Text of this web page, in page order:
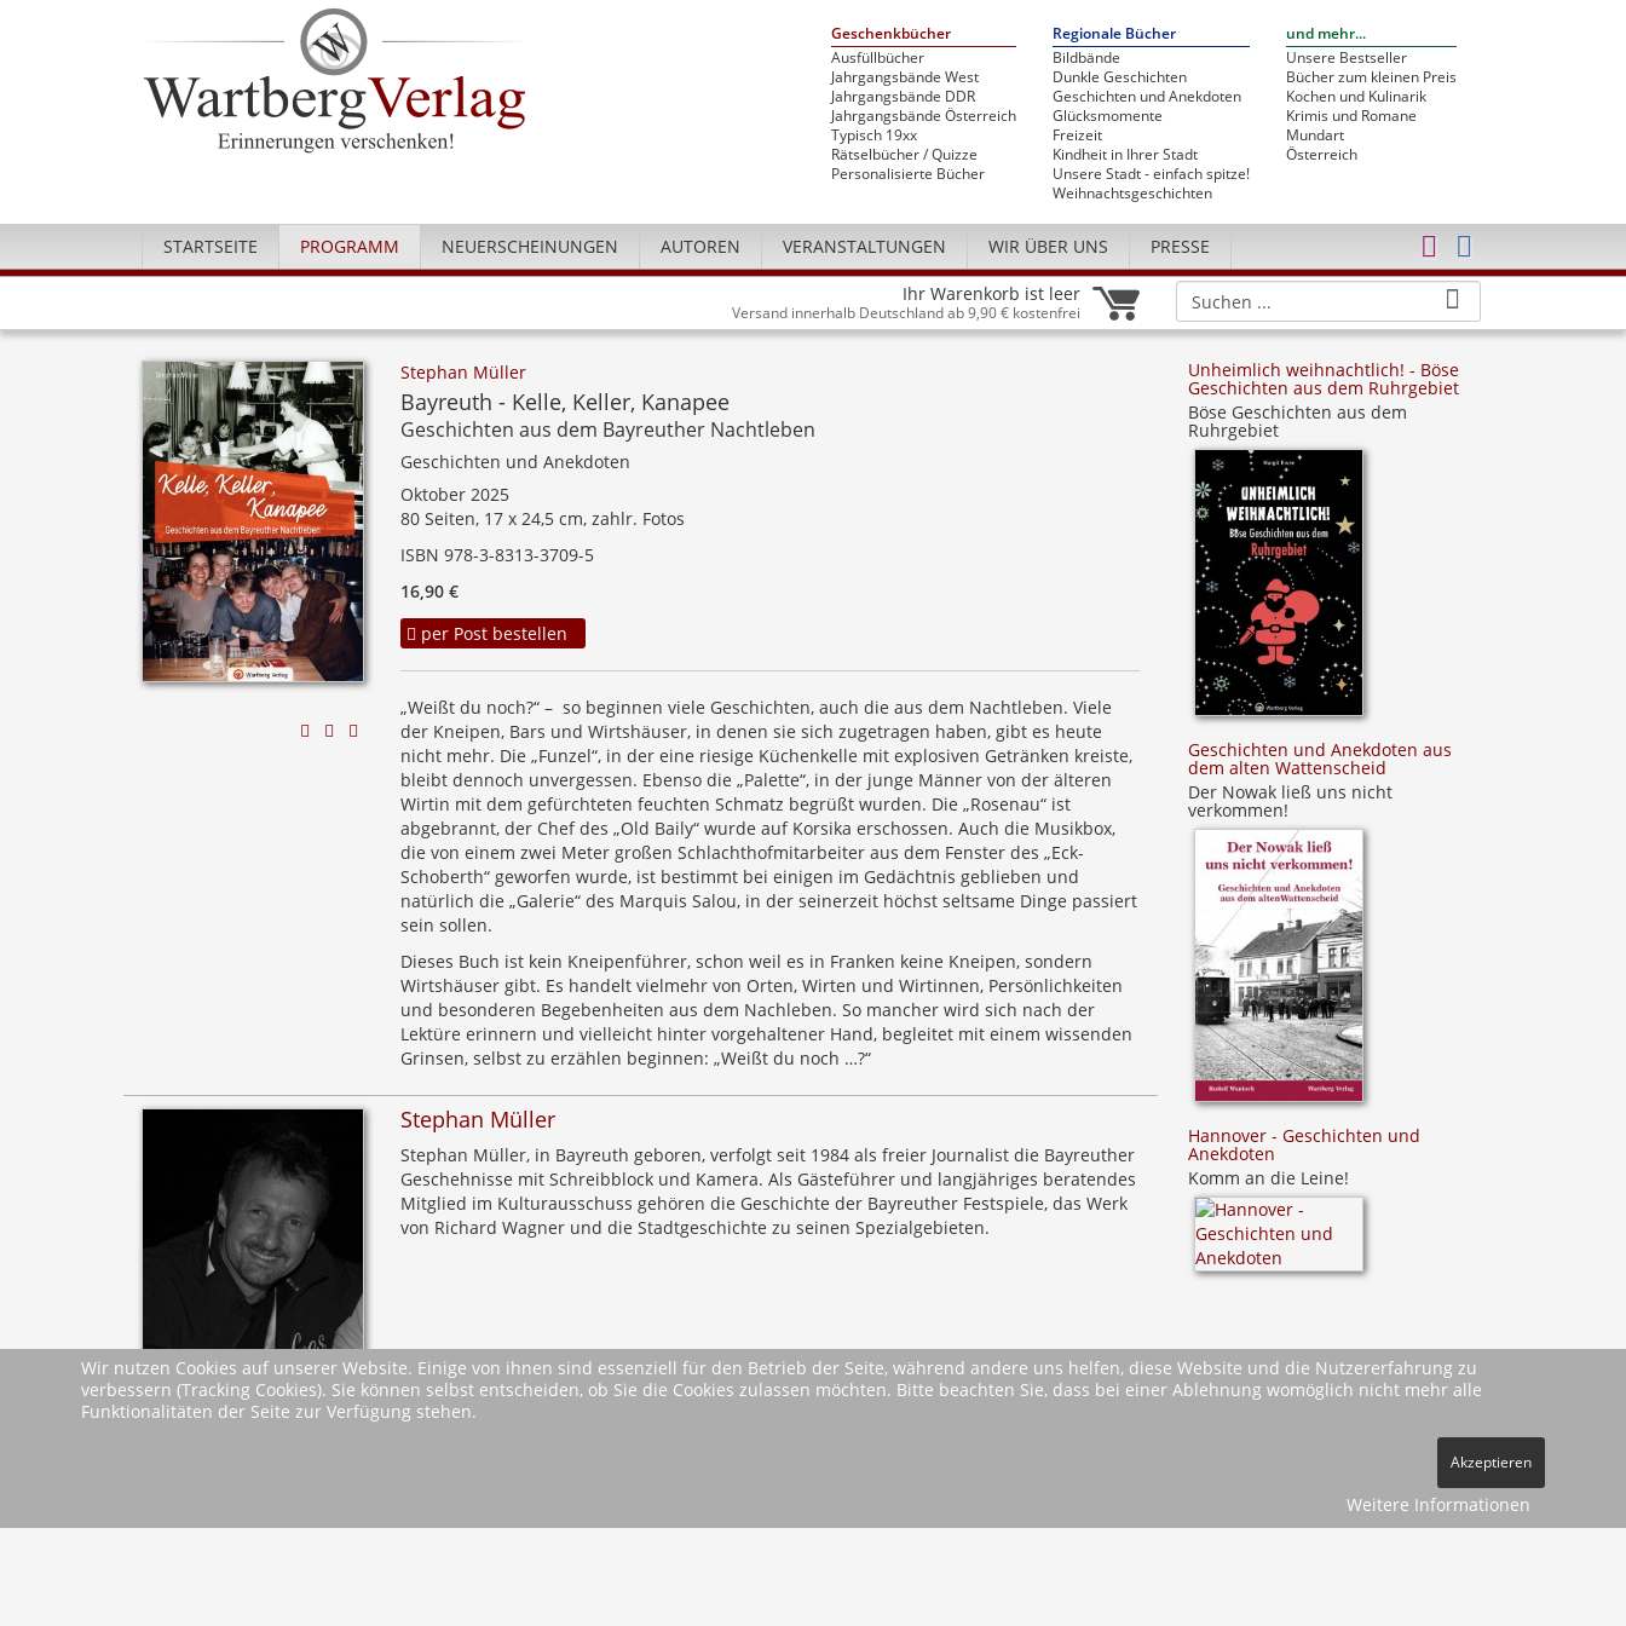
Geschenkbücher
Ausfüllbücher
Jahrgangsbände West
Jahrgangsbände DDR
Jahrgangsbände Österreich
Typisch 19xx
Rätselbücher / Quizze
Personalisierte Bücher
Regionale Bücher
Bildbände
Dunkle Geschichten
Geschichten und Anekdoten
Glücksmomente
Freizeit
Kindheit in Ihrer Stadt
Unsere Stadt - einfach spitze!
Weihnachtsgeschichten
und mehr...
Unsere Bestseller
Bücher zum kleinen Preis
Kochen und Kulinarik
Krimis und Romane
Mundart
Österreich
STARTSEITE PROGRAMM NEUERSCHEINUNGEN AUTOREN VERANSTALTUNGEN WIR ÜBER UNS PRESSE
Ihr Warenkorb ist leer
Versand innerhalb Deutschland ab 9,90 € kostenfrei
Stephan Müller
Bayreuth - Kelle, Keller, Kanapee
Geschichten aus dem Bayreuther Nachtleben
Geschichten und Anekdoten
Oktober 2025
80 Seiten, 17 x 24,5 cm, zahlr. Fotos
ISBN 978-3-8313-3709-5
16,90 €
per Post bestellen
„Weißt du noch?“ – so beginnen viele Geschichten, auch die aus dem Nachtleben. Viele
der Kneipen, Bars und Wirtshäuser, in denen sie sich zugetragen haben, gibt es heute
nicht mehr. Die „Funzel“, in der eine riesige Küchenkelle mit explosiven Getränken kreiste,
bleibt dennoch unvergessen. Ebenso die „Palette“, in der junge Männer von der älteren
Wirtin mit dem gefürchteten feuchten Schmatz begrüßt wurden. Die „Rosenau“ ist
abgebrannt, der Chef des „Old Baily“ wurde auf Korsika erschossen. Auch die Musikbox,
die von einem zwei Meter großen Schlachthofmitarbeiter aus dem Fenster des „Eck-
Schoberth“ geworfen wurde, ist bestimmt bei einigen im Gedächtnis geblieben und
natürlich die „Galerie“ des Marquis Salou, in der seinerzeit höchst seltsame Dinge passiert
sein sollen.
Dieses Buch ist kein Kneipenführer, schon weil es in Franken keine Kneipen, sondern
Wirtshäuser gibt. Es handelt vielmehr von Orten, Wirten und Wirtinnen, Persönlichkeiten
und besonderen Begebenheiten aus dem Nachleben. So mancher wird sich nach der
Lektüre erinnern und vielleicht hinter vorgehaltener Hand, begleitet mit einem wissenden
Grinsen, selbst zu erzählen beginnen: „Weißt du noch …?“
Stephan Müller
Stephan Müller, in Bayreuth geboren, verfolgt seit 1984 als freier Journalist die Bayreuther
Geschehnisse mit Schreibblock und Kamera. Als Gästeführer und langjähriges beratendes
Mitglied im Kulturausschuss gehören die Geschichte der Bayreuther Festspiele, das Werk
von Richard Wagner und die Stadtgeschichte zu seinen Spezialgebieten.
Unheimlich weihnachtlich! - Böse
Geschichten aus dem Ruhrgebiet
Böse Geschichten aus dem
Ruhrgebiet
Geschichten und Anekdoten aus
dem alten Wattenscheid
Der Nowak ließ uns nicht
verkommen!
Hannover - Geschichten und
Anekdoten
Komm an die Leine!
Wir nutzen Cookies auf unserer Website. Einige von ihnen sind essenziell für den Betrieb der Seite, während andere uns helfen, diese Website und die Nutzererfahrung zu
verbessern (Tracking Cookies). Sie können selbst entscheiden, ob Sie die Cookies zulassen möchten. Bitte beachten Sie, dass bei einer Ablehnung womöglich nicht mehr alle
Funktionalitäten der Seite zur Verfügung stehen.
Akzeptieren
Weitere Informationen